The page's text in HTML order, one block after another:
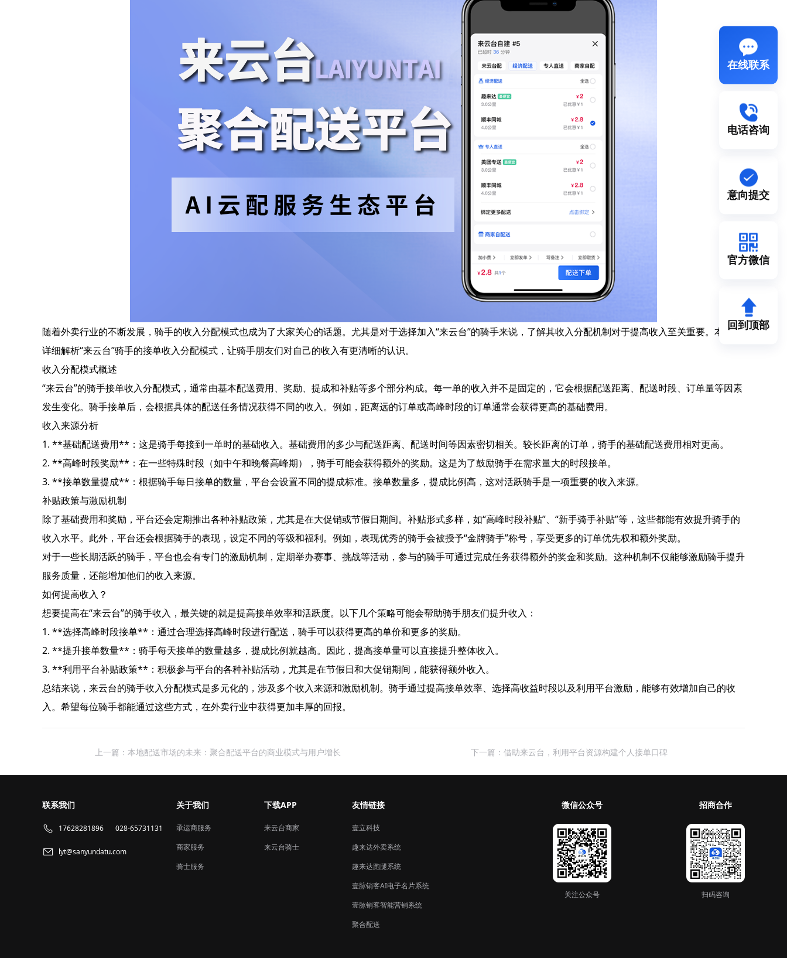
随着外卖行业的不断发展，骑手的收入分配模式也成为了大家关心的话题。尤其是对于选择加入“来云台”的骑手来说，了解其收入分配机制对于提高收入至关重要。本文将
详细解析“来云台”骑手的接单收入分配模式，让骑手朋友们对自己的收入有更清晰的认识。
收入分配模式概述
“来云台”的骑手接单收入分配模式，通常由基本配送费用、奖励、提成和补贴等多个部分构成。每一单的收入并不是固定的，它会根据配送距离、配送时段、订单量等因素
发生变化。骑手接单后，会根据具体的配送任务情况获得不同的收入。例如，距离远的订单或高峰时段的订单通常会获得更高的基础费用。
收入来源分析
1. **基础配送费用**：这是骑手每接到一单时的基础收入。基础费用的多少与配送距离、配送时间等因素密切相关。较长距离的订单，骑手的基础配送费用相对更高。
2. **高峰时段奖励**：在一些特殊时段（如中午和晚餐高峰期），骑手可能会获得额外的奖励。这是为了鼓励骑手在需求量大的时段接单。
3. **接单数量提成**：根据骑手每日接单的数量，平台会设置不同的提成标准。接单数量多，提成比例高，这对活跃骑手是一项重要的收入来源。
补贴政策与激励机制
除了基础费用和奖励，平台还会定期推出各种补贴政策，尤其是在大促销或节假日期间。补贴形式多样，如“高峰时段补贴”、“新手骑手补贴”等，这些都能有效提升骑手的
收入水平。此外，平台还会根据骑手的表现，设定不同的等级和福利。例如，表现优秀的骑手会被授予“金牌骑手”称号，享受更多的订单优先权和额外奖励。
对于一些长期活跃的骑手，平台也会有专门的激励机制，定期举办赛事、挑战等活动，参与的骑手可通过完成任务获得额外的奖金和奖励。这种机制不仅能够激励骑手提升
服务质量，还能增加他们的收入来源。
如何提高收入？
想要提高在“来云台”的骑手收入，最关键的就是提高接单效率和活跃度。以下几个策略可能会帮助骑手朋友们提升收入：
1. **选择高峰时段接单**：通过合理选择高峰时段进行配送，骑手可以获得更高的单价和更多的奖励。
2. **提升接单数量**：骑手每天接单的数量越多，提成比例就越高。因此，提高接单量可以直接提升整体收入。
3. **利用平台补贴政策**：积极参与平台的各种补贴活动，尤其是在节假日和大促销期间，能获得额外收入。
总结来说，来云台的骑手收入分配模式是多元化的，涉及多个收入来源和激励机制。骑手通过提高接单效率、选择高收益时段以及利用平台激励，能够有效增加自己的收
入。希望每位骑手都能通过这些方式，在外卖行业中获得更加丰厚的回报。
上一篇：本地配送市场的未来：聚合配送平台的商业模式与用户增长 下一篇：借助来云台，利用平台资源构建个人接单口碑
在线联系
电话咨询
意向提交
官方微信
回到顶部
联系我们
17628281896 028-65731131
lyt@sanyundatu.com
关于我们
承运商服务
商家服务
骑士服务
下载APP
来云台商家
来云台骑士
友情链接
壹立科技
趣来达外卖系统
趣来达跑腿系统
壹脉销客AI电子名片系统
壹脉销客智能营销系统
聚合配送
微信公众号
关注公众号
招商合作
扫码咨询